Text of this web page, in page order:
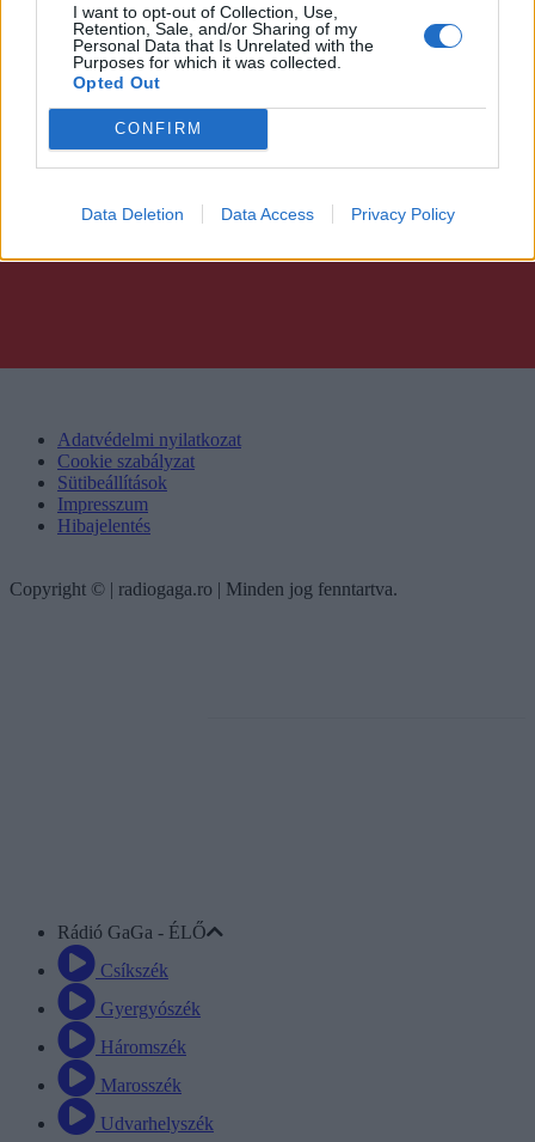
I want to opt-out of Collection, Use,
Retention, Sale, and/or Sharing of my
Personal Data that Is Unrelated with the
Purposes for which it was collected.
Opted Out
CONFIRM
Data Deletion Data Access Privacy Policy
Adatvédelmi nyilatkozat
Cookie szabályzat
Sütibeállítások
Impresszum
Hibajelentés
Copyright © | radiogaga.ro | Minden jog fenntartva.
Rádió GaGa - ÉLŐ
Csíkszék
Gyergyószék
Háromszék
Marosszék
Udvarhelyszék